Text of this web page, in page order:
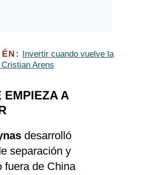
Invertir cuando vuelve la
Arens
EMPIEZA A
desarrolló
separación y
fuera de China